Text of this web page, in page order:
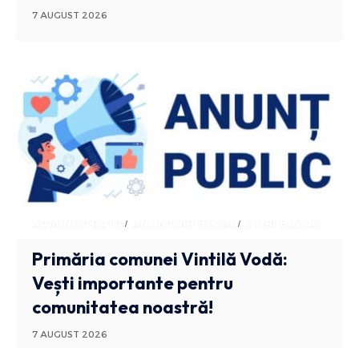
7 AUGUST 2026
ADMINISTRATIV ANUNTURI BUZAU
Primăria comunei Vintilă Vodă:
Vești importante pentru
comunitatea noastră!
7 AUGUST 2026